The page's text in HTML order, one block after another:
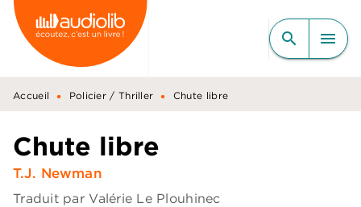
MENU RECHERCHE
CONTENU
PIED DE PAGE
search menu
Accueil • Policier / Thriller • Chute libre
Chute libre
T.J. Newman
Traduit par Valérie Le Plouhinec